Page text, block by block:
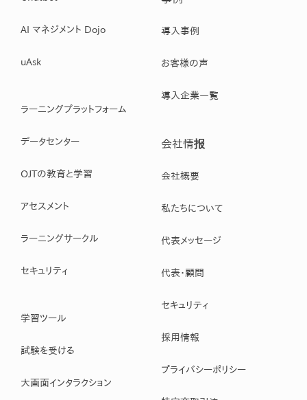
AI マネジメント Dojo
uAsk
ラーニングプラットフォーム
データセンター
OJTの教育と学習
アセスメント
ラーニングサークル
セキュリティ
学習ツール
試験を受ける
大画面インタラクション
導入事例
お客様の声
導入企業一覧
会社情报
会社概要
私たちについて
代表メッセージ
代表・顧問
セキュリティ
採用情報
プライバシーポリシー